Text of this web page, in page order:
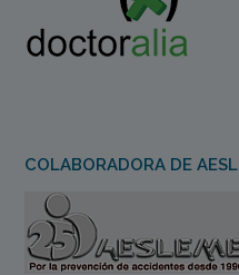
COLABORADORA DE